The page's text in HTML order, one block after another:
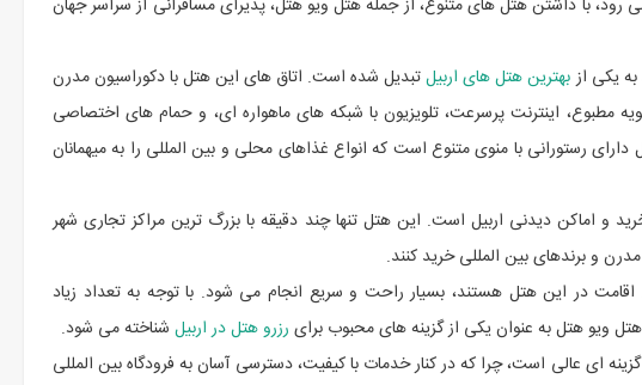
رود، با داشتن هتل های متنوع، از جمله هتل ویو هتل، پذیرای مسافرانی از سراسر جهان
یکی ازبهترین هتل های اربیلتبدیل شده است. اتاق های این هتل با دکوراسیون مدرن
مطبوع، اینترنت پرسرعت، تلویزیون با شبکه های ماهواره ای، و حمام های اختصاصی
رستورانی با منوی متنوع است که انواع غذاهای محلی و بین المللی را به میهمانان
و اماکن دیدنی اربیل است. این هتل تنها چند دقیقه با بزرگ ترین مراکز تجاری شهر
و برندهای بین المللی خرید کنند.
اقامت در این هتل هستند، بسیار راحت و سریع انجام می شود. با توجه به تعداد زیاد
ویو هتل به عنوان یکی از گزینه های محبوب برای رزرو هتل در اربیل شناخته می شود.
ای عالی است، چرا که در کنار خدمات با کیفیت، دسترسی آسان به فرودگاه بین المللی